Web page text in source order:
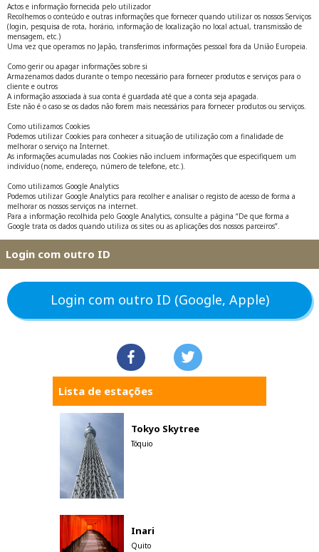
Actos e informação fornecida pelo utilizador
Recolhemos o conteúdo e outras informações que fornecer quando utilizar os nossos Serviços
(login, pesquisa de rota, horário, informação de localização no local actual, transmissão de
mensagem, etc.)
Uma vez que operamos no Japão, transferimos informações pessoal fora da União Europeia.
Como gerir ou apagar informações sobre si
Armazenamos dados durante o tempo necessário para fornecer produtos e serviços para o
cliente e outros
A informação associada à sua conta é guardada até que a conta seja apagada.
Este não é o caso se os dados não forem mais necessários para fornecer produtos ou serviços.
Como utilizamos Cookies
Podemos utilizar Cookies para conhecer a situação de utilização com a finalidade de
melhorar o serviço na Internet.
As informações acumuladas nos Cookies não incluem informações que especifiquem um
indivíduo (nome, endereço, número de telefone, etc.).
Como utilizamos Google Analytics
Podemos utilizar Google Analytics para recolher e analisar o registo de acesso de forma a
melhorar os nossos serviços na internet.
Para a informação recolhida pelo Google Analytics, consulte a página “De que forma a
Google trata os dados quando utiliza os sites ou as aplicações dos nossos parceiros”.
Login com outro ID
Login com outro ID (Google, Apple)
Lista de estações
Tokyo Skytree
Tóquio
Inari
Quito